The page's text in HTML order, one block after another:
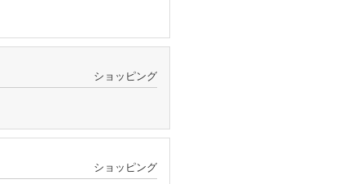
ショッピング
ショッピング